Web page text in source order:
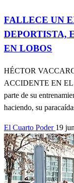
FALLECE UN
DEPORTISTA,
EN LOBOS
HÉCTOR
ACCIDENTE EN EL
parte de su
haciendo, su
El Cuarto Poder 19